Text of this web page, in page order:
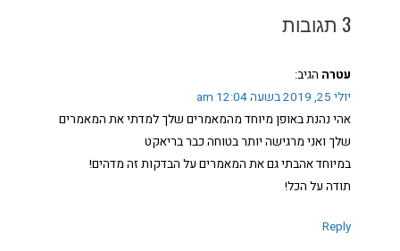
3 תגובות
עטרה הגיב:
יולי 25, 2019 בשעה 12:04 am
אהי נהנת באופן מיוחד מהמאמרים שלך למדתי את המאמרים
שלך ואני מרגישה יותר בטוחה כבר בריאקט
במיוחד אהבתי גם את המאמרים על הבדקות זה מדהים!
תודה על הכל!
Reply